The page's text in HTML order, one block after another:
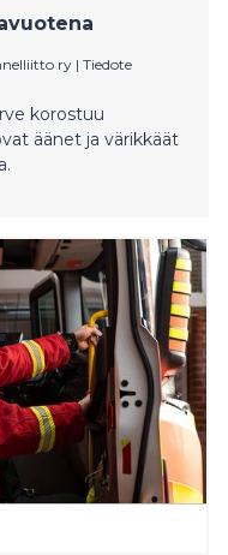
ry | Tiedote
korostuu
äänet ja värikkäät